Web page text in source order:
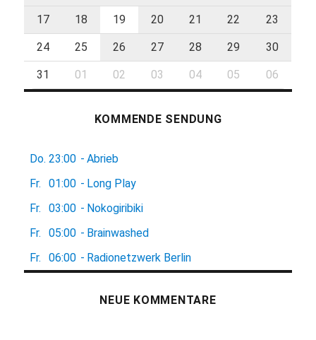
17 18 19 20 21 22 23
24 25 26 27 28 29 30
31 01 02 03 04 05 06
KOMMENDE SENDUNG
Do. 23:00 - Abrieb
Fr.
01:00 - Long Play
Fr.
03:00 - Nokogiribiki
Fr.
05:00 - Brainwashed
Fr.
06:00 - Radionetzwerk Berlin
NEUE KOMMENTARE